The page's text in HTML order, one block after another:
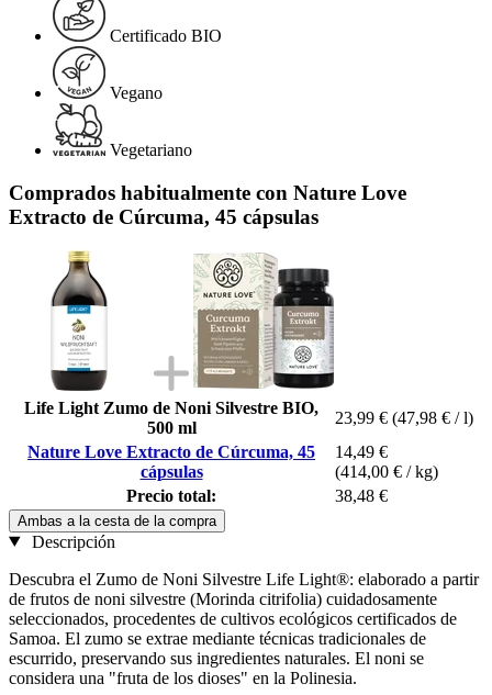
Certificado BIO
Vegano
Vegetariano
Comprados habitualmente con Nature Love
Extracto de Cúrcuma, 45 cápsulas
Life Light Zumo de Noni Silvestre BIO,
500 ml
23,99 € (47,98 € / l)
Nature Love Extracto de Cúrcuma, 45
cápsulas
14,49 €
(414,00 € / kg)
Precio total:
38,48 €
Ambas a la cesta de la compra
Descripción
Descubra el Zumo de Noni Silvestre Life Light®: elaborado a partir
de frutos de noni silvestre (Morinda citrifolia) cuidadosamente
seleccionados, procedentes de cultivos ecológicos certificados de
Samoa. El zumo se extrae mediante técnicas tradicionales de
escurrido, preservando sus ingredientes naturales. El noni se
considera una "fruta de los dioses" en la Polinesia.